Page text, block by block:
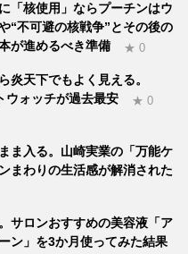
「核使用」ならプーチンはウ
“不可避の核戦争”とその後の
が進めるべき準備
★ 0
炎天下でもよく見える。
ォッチが過去最安
★ 0
ま入る。山崎実業の「万能ケ
まわりの生活感が解消された
サロンおすすめの美容液「ア
ン」を3か月使ってみた結果